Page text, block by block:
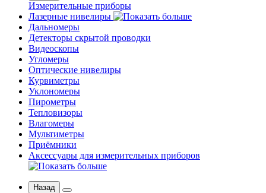
Измерительные приборы
Лазерные нивелиры
Дальномеры
Детекторы скрытой проводки
Видеоскопы
Угломеры
Оптические нивелиры
Курвиметры
Уклономеры
Пирометры
Тепловизоры
Влагомеры
Мультиметры
Приёмники
Аксессуары для измерительных приборов
Назад